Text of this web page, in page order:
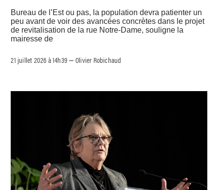
Bureau de l’Est ou pas, la population devra patienter un
peu avant de voir des avancées concrètes dans le projet
de revitalisation de la rue Notre-Dame, souligne la
mairesse de
21 juillet 2026 à 14h39 –Olivier Robichaud